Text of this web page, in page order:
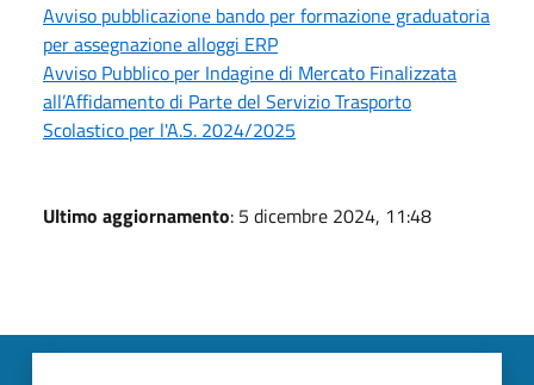
Avviso pubblicazione bando per formazione graduatoria
per assegnazione alloggi ERP
Avviso Pubblico per Indagine di Mercato Finalizzata
all’Affidamento di Parte del Servizio Trasporto
Scolastico per l'A.S. 2024/2025
Ultimo aggiornamento: 5 dicembre 2024, 11:48